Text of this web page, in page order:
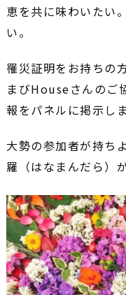
恵を共に味わいたい
い。
罹災証明をお持ちの
まびHouseさんのご
報をパネルに掲示し
大勢の参加者が持ち
羅（はなまんだら）